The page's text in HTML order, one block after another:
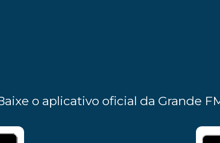
o aplicativo oficial da Grande